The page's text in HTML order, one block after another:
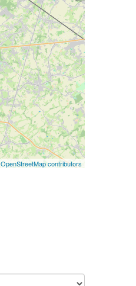
OpenStreetMap contributors